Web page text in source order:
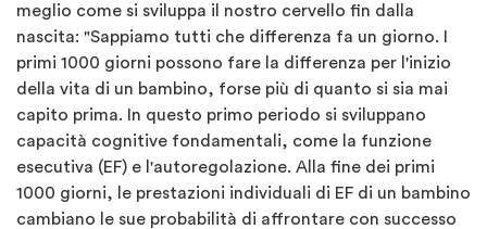
meglio come si sviluppa il nostro cervello fin dalla
nascita: "Sappiamo tutti che differenza fa un giorno. I
primi 1000 giorni possono fare la differenza per l'inizio
della vita di un bambino, forse più di quanto si sia mai
capito prima. In questo primo periodo si sviluppano
capacità cognitive fondamentali, come la funzione
esecutiva (EF) e l'autoregolazione. Alla fine dei primi
1000 giorni, le prestazioni individuali di EF di un bambino
cambiano le sue probabilità di affrontare con successo